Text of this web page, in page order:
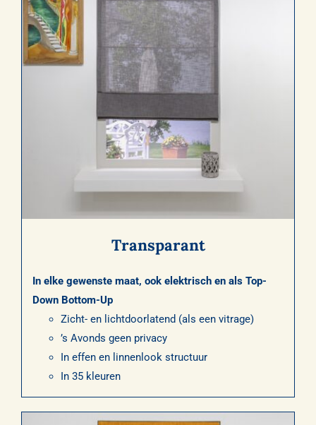
Transparant
In elke gewenste maat, ook elektrisch en als Top-
Down Bottom-Up
Zicht- en lichtdoorlatend (als een vitrage)
’s Avonds geen privacy
In effen en linnenlook structuur
In 35 kleuren